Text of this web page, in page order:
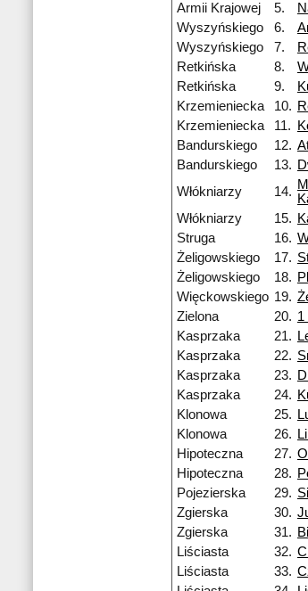
Armii Krajowej
5.
Wyszyńskiego
6.
Wyszyńskiego
7.
Retkińska
8.
Retkińska
9.
Krzemieniecka
10.
Krzemieniecka
11.
Bandurskiego
12.
Bandurskiego
13.
Włókniarzy
14.
Włókniarzy 15.
Struga
16.
Żeligowskiego
17.
Żeligowskiego
18.
Więckowskiego 19.
Zielona
20. 1
Kasprzaka
21.
Kasprzaka
22.
Kasprzaka
23.
Kasprzaka
24.
Klonowa
25.
Klonowa
26.
Hipoteczna
27.
Hipoteczna
28.
Pojezierska
29.
Zgierska
30.
Zgierska
31.
Liściasta
32.
Liściasta
33.